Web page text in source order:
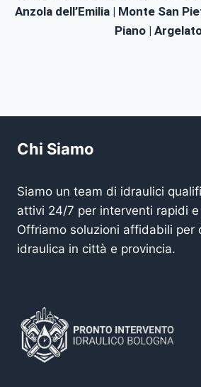
Anzola dell’Emilia | Monte San
Piano |
Chi Siamo
Siamo un team di idraulici
attivi 24/7 per interventi rapidi
Offriamo soluzioni affidabili per
idraulica in città e provincia.